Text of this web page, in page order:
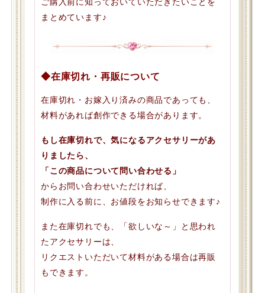
ご購入前に知っておいていただきたいことを
まとめています♪
◆在庫切れ・再販について
在庫切れ・お嫁入り済みの商品であっても、
材料があれば創作できる場合があります。
もし在庫切れで、気になるアクセサリーがあ
りましたら、
「この商品について問い合わせる」
からお問い合わせいただければ、
制作に入る前に、お値段をお知らせできます♪
また在庫切れでも、「欲しいな～」と思われ
たアクセサリーは、
リクエストいただいて材料がある場合は再販
もできます。